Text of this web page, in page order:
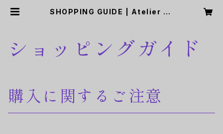
SHOPPING GUIDE | Atelier Gr
ショッピングガイド
購入に関するご注意